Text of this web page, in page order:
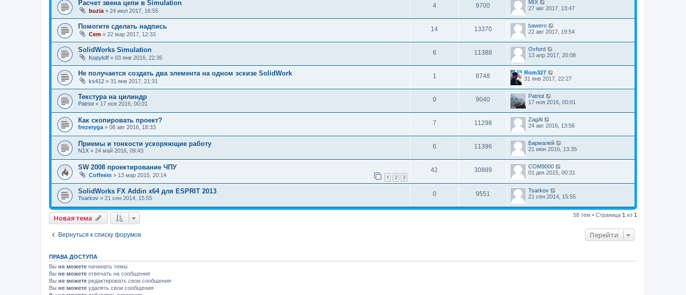
Расчет звена цепи в Simulation
buzia » 24 июл 2017, 16:55
4 9700
MIX
27 авг 2017, 13:47
Помогите сделать надпись
Cem » 22 мар 2017, 12:33
14 13370
bawero
22 авг 2017, 19:54
SolidWorks Simulation
Kopyloff » 03 янв 2016, 22:35
6 11388
Oxford
13 апр 2017, 20:08
Не получается создать два элемента на одном эскизе SolidWork
ks412 » 31 янв 2017, 21:31
1 8748
Rom327
31 янв 2017, 22:27
Текстура на цилиндр
Patriot » 17 ноя 2016, 00:01
0 9040
Patriot
17 ноя 2016, 00:01
Как скопировать проект?
frezeryga » 08 авг 2016, 18:33
7 11298
ZagAl
24 авг 2016, 13:56
Приемы и тонкости ускоряющие работу
N1X » 24 май 2016, 09:43
6 11396
Бармалей
21 июн 2016, 13:35
SW 2008 проектирование ЧПУ
Coffeein » 13 мар 2015, 20:14 1 2 3
42 30889
COM9000
01 дек 2015, 00:31
SolidWorks FX Addin x64 для ESPRIT 2013
Tsarkov » 21 сен 2014, 15:55
0 9551
Tsarkov
21 сен 2014, 15:55
Новая тема 58 тем • Страница 1 из 1
Вернуться к списку форумов Перейти
ПРАВА ДОСТУПА
Вы не можете начинать темы
Вы не можете отвечать на сообщения
Вы не можете редактировать свои сообщения
Вы не можете удалять свои сообщения